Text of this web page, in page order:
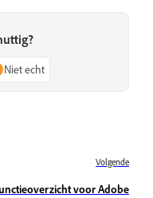
Niet echt
Volgende
voor Adobe